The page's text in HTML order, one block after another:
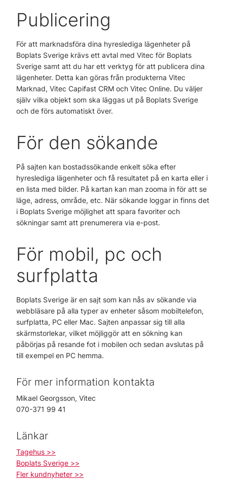
Publicering
För att marknadsföra dina hyreslediga lägenheter på
Boplats Sverige krävs ett avtal med Vitec för Boplats
Sverige samt att du har ett verktyg för att publicera dina
lägenheter. Detta kan göras från produkterna Vitec
Marknad, Vitec Capifast CRM och Vitec Online. Du väljer
själv vilka objekt som ska läggas ut på Boplats Sverige
och de förs automatiskt över.
För den sökande
På sajten kan bostadssökande enkelt söka efter
hyreslediga lägenheter och få resultatet på en karta eller i
en lista med bilder. På kartan kan man zooma in för att se
läge, adress, område, etc. När sökande loggar in finns det
i Boplats Sverige möjlighet att spara favoriter och
sökningar samt att prenumerera via e-post.
För mobil, pc och
surfplatta
Boplats Sverige är en sajt som kan nås av sökande via
webbläsare på alla typer av enheter såsom mobiltelefon,
surfplatta, PC eller Mac. Sajten anpassar sig till alla
skärmstorlekar, vilket möjliggör att en sökning kan
påbörjas på resande fot i mobilen och sedan avslutas på
till exempel en PC hemma.
För mer information kontakta
Mikael Georgsson, Vitec
070-371 99 41
Länkar
Tagehus >>
Boplats Sverige >>
Fler kundnyheter >>